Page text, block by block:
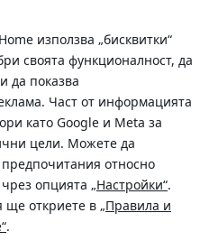
използва „бисквитки“
своята функционалност, да
да показва
Част от информацията
като Google и Meta за
цели. Можете да
относно
опцията „Настройки“.
откриете в „Правила и
.
No. 5, София 1036